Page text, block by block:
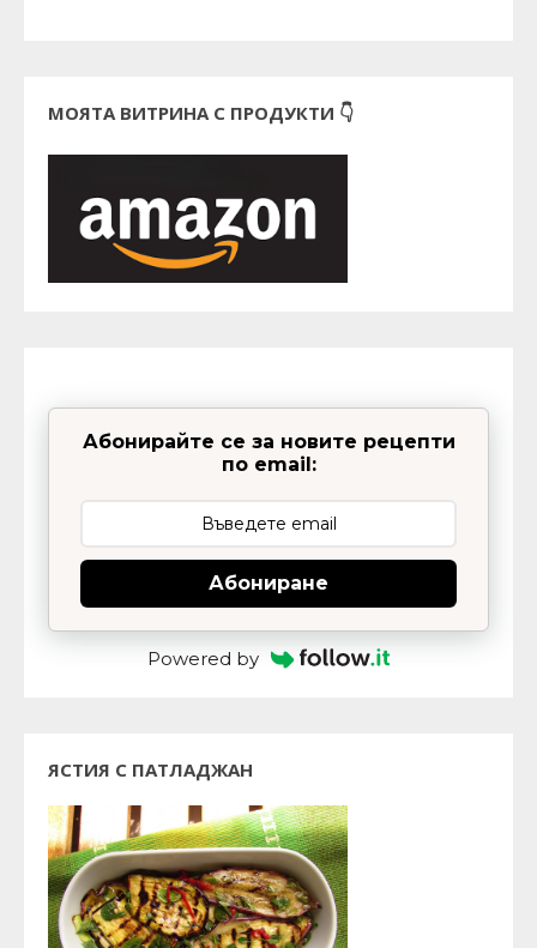
МОЯТА ВИТРИНА С ПРОДУКТИ 👇
Абонирайте се за новите рецепти
по email:
Абониране
Powered by
ЯСТИЯ С ПАТЛАДЖАН